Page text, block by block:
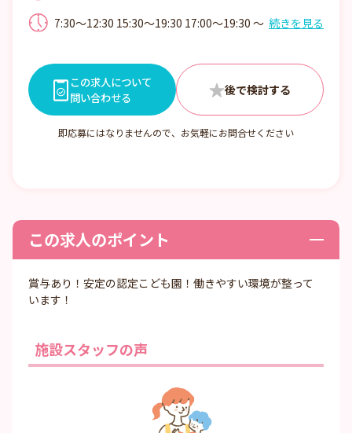
7:30～12:30 15:30～19:30 17:00～19:30 ～ 続きを見る
この求人について
問い合わせる
即応募にはなりませんので、お気軽にお問合せください
この求人のポイント
賞与あり！安定の認定こども園！働きやすい環境が整って
います！
施設スタッフの声